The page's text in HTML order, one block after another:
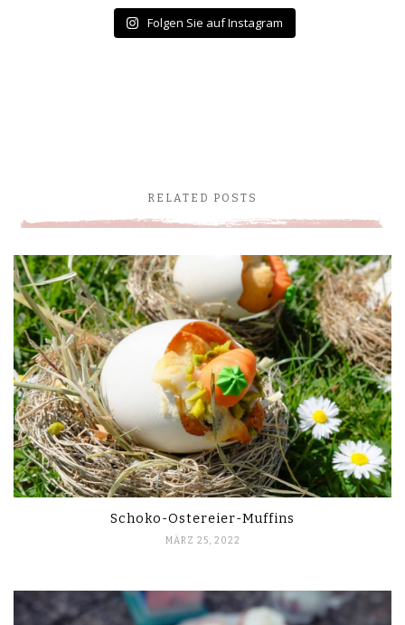
Folgen Sie auf Instagram
RELATED POSTS
Schoko-Ostereier-Muffins
MÄRZ 25, 2022